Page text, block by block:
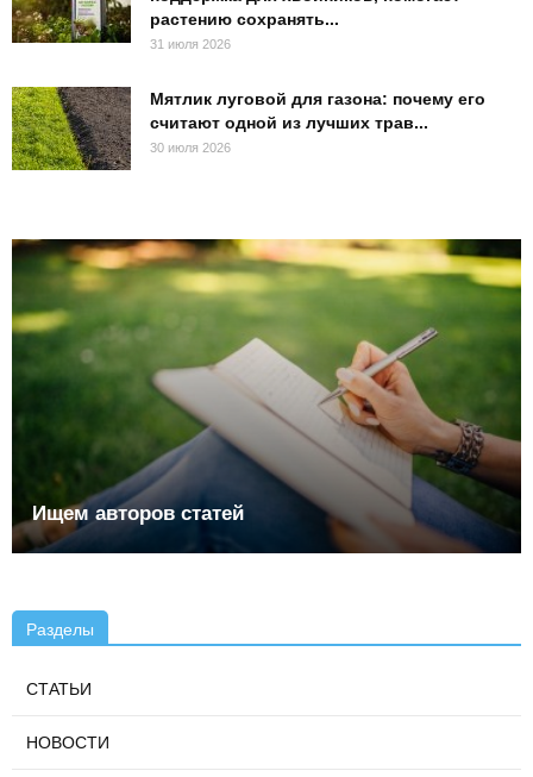
растению сохранять...
31 июля 2026
Мятлик луговой для газона: почему его
считают одной из лучших трав...
30 июля 2026
Ищем авторов статей
Разделы
СТАТЬИ
НОВОСТИ